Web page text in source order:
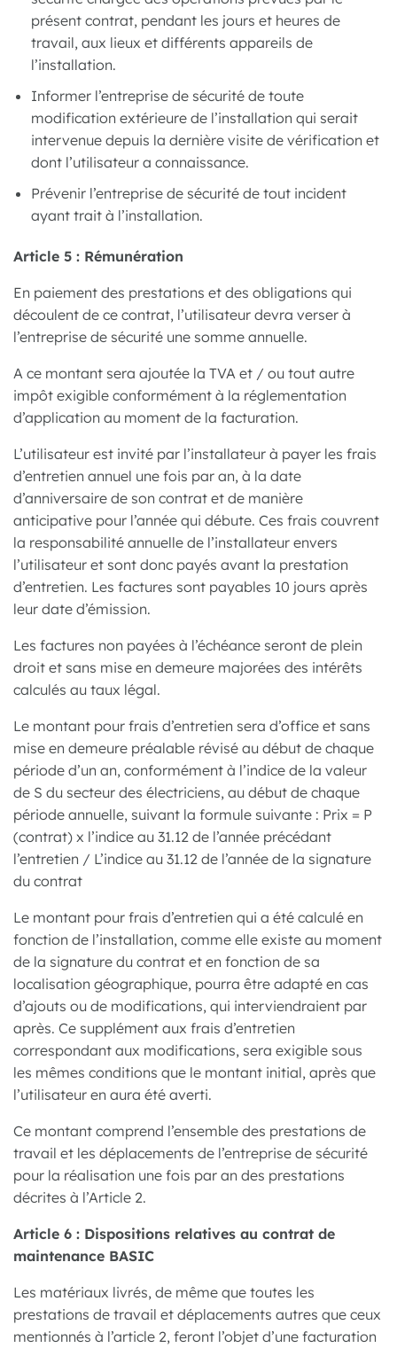
présent contrat, pendant les jours et heures de
travail, aux lieux et différents appareils de
l’installation.
Informer l’entreprise de sécurité de toute
modification extérieure de l’installation qui serait
intervenue depuis la dernière visite de vérification et
dont l’utilisateur a connaissance.
Prévenir l’entreprise de sécurité de tout incident
ayant trait à l’installation.
Article 5 : Rémunération
En paiement des prestations et des obligations qui
découlent de ce contrat, l’utilisateur devra verser à
l’entreprise de sécurité une somme annuelle.
A ce montant sera ajoutée la TVA et / ou tout autre
impôt exigible conformément à la réglementation
d’application au moment de la facturation.
L’utilisateur est invité par l’installateur à payer les frais
d’entretien annuel une fois par an, à la date
d’anniversaire de son contrat et de manière
anticipative pour l’année qui débute. Ces frais couvrent
la responsabilité annuelle de l’installateur envers
l’utilisateur et sont donc payés avant la prestation
d’entretien. Les factures sont payables 10 jours après
leur date d’émission.
Les factures non payées à l’échéance seront de plein
droit et sans mise en demeure majorées des intérêts
calculés au taux légal.
Le montant pour frais d’entretien sera d’office et sans
mise en demeure préalable révisé au début de chaque
période d’un an, conformément à l’indice de la valeur
de S du secteur des électriciens, au début de chaque
période annuelle, suivant la formule suivante : Prix = P
(contrat) x l’indice au 31.12 de l’année précédant
l’entretien / L’indice au 31.12 de l’année de la signature
du contrat
Le montant pour frais d’entretien qui a été calculé en
fonction de l’installation, comme elle existe au moment
de la signature du contrat et en fonction de sa
localisation géographique, pourra être adapté en cas
d’ajouts ou de modifications, qui interviendraient par
après. Ce supplément aux frais d’entretien
correspondant aux modifications, sera exigible sous
les mêmes conditions que le montant initial, après que
l’utilisateur en aura été averti.
Ce montant comprend l’ensemble des prestations de
travail et les déplacements de l’entreprise de sécurité
pour la réalisation une fois par an des prestations
décrites à l’Article 2.
Article 6 : Dispositions relatives au contrat de
maintenance BASIC
Les matériaux livrés, de même que toutes les
prestations de travail et déplacements autres que ceux
mentionnés à l’article 2, feront l’objet d’une facturation